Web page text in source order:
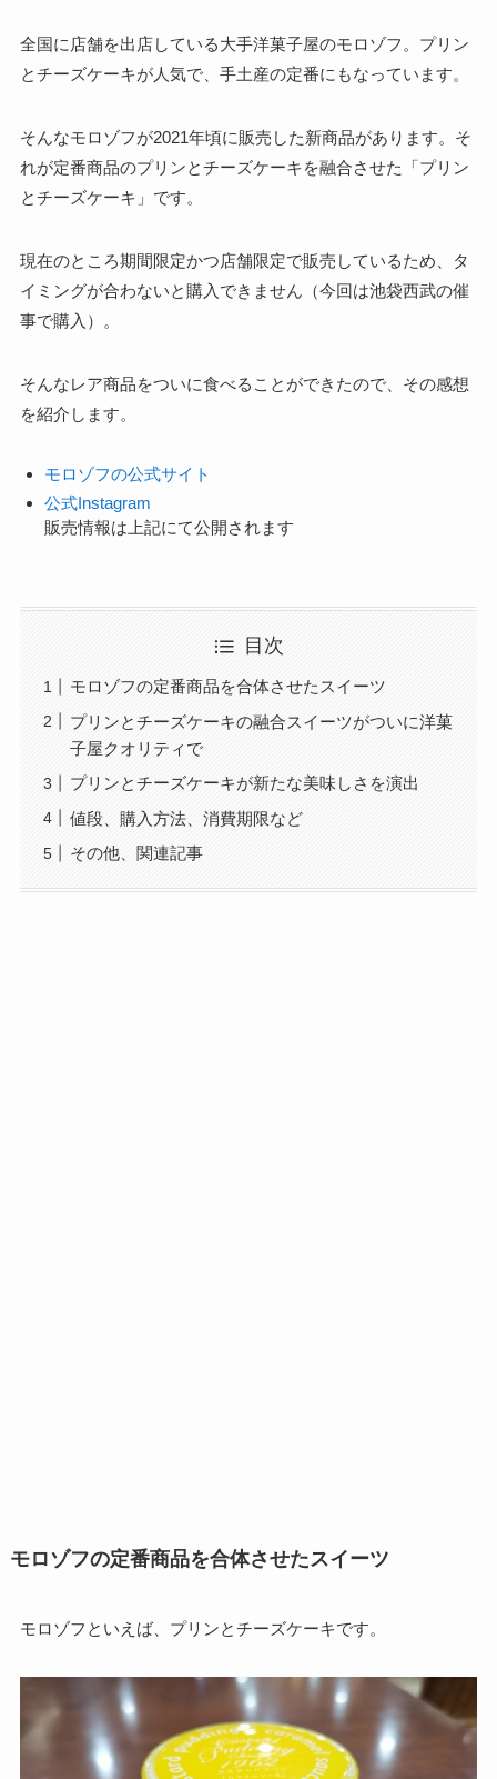
全国に店舗を出店している大手洋菓子屋のモロゾフ。プリン
とチーズケーキが人気で、手土産の定番にもなっています。
そんなモロゾフが2021年頃に販売した新商品があります。そ
れが定番商品のプリンとチーズケーキを融合させた「プリン
とチーズケーキ」です。
現在のところ期間限定かつ店舗限定で販売しているため、タ
イミングが合わないと購入できません（今回は池袋西武の催
事で購入）。
そんなレア商品をついに食べることができたので、その感想
を紹介します。
モロゾフの公式サイト
公式Instagram
販売情報は上記にて公開されます
目次
モロゾフの定番商品を合体させたスイーツ
プリンとチーズケーキの融合スイーツがついに洋菓
子屋クオリティで
プリンとチーズケーキが新たな美味しさを演出
値段、購入方法、消費期限など
その他、関連記事
モロゾフの定番商品を合体させたスイーツ
モロゾフといえば、プリンとチーズケーキです。